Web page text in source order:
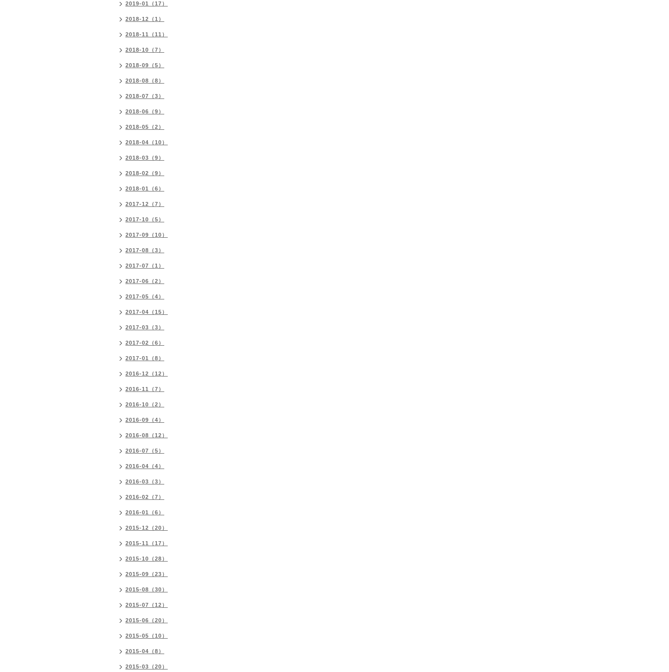
2019-01（17）
2018-12（1）
2018-11（11）
2018-10（7）
2018-09（5）
2018-08（8）
2018-07（3）
2018-06（9）
2018-05（2）
2018-04（10）
2018-03（9）
2018-02（9）
2018-01（6）
2017-12（7）
2017-10（5）
2017-09（10）
2017-08（3）
2017-07（1）
2017-06（2）
2017-05（4）
2017-04（15）
2017-03（3）
2017-02（6）
2017-01（8）
2016-12（12）
2016-11（7）
2016-10（2）
2016-09（4）
2016-08（12）
2016-07（5）
2016-04（4）
2016-03（3）
2016-02（7）
2016-01（6）
2015-12（20）
2015-11（17）
2015-10（28）
2015-09（23）
2015-08（30）
2015-07（12）
2015-06（20）
2015-05（10）
2015-04（8）
2015-03（20）